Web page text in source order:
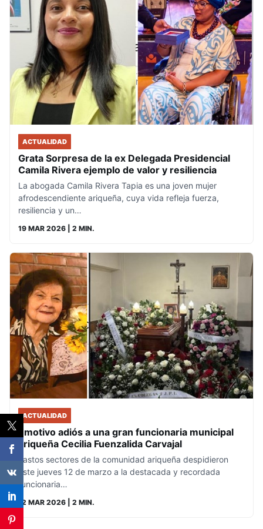
ACTUALIDAD
Grata Sorpresa de la ex Delegada Presidencial
Camila Rivera ejemplo de valor y resiliencia
La abogada Camila Rivera Tapia es una joven mujer
afrodescendiente ariqueña, cuya vida refleja fuerza,
resiliencia y un…
19 MAR 2026 | 2 MIN.
ACTUALIDAD
Emotivo adiós a una gran funcionaria municipal
ariqueña Cecilia Fuenzalida Carvajal
Vastos sectores de la comunidad ariqueña despidieron
este jueves 12 de marzo a la destacada y recordada
funcionaria…
12 MAR 2026 | 2 MIN.